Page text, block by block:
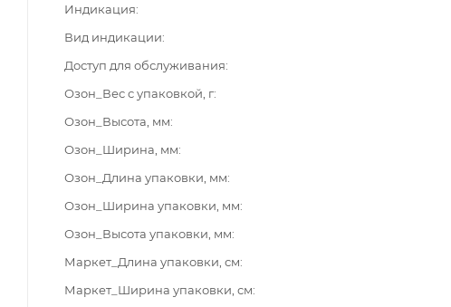
Индикация
Вид индикации
Доступ для обслуживания
Озон_Вес с упаковкой, г
Озон_Высота, мм
Озон_Ширина, мм
Озон_Длина упаковки, мм
Озон_Ширина упаковки, мм
Озон_Высота упаковки, мм
Маркет_Длина упаковки, см
Маркет_Ширина упаковки, см